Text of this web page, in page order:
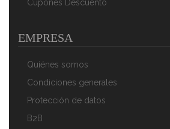
Cm, Inducción, Antiadherente
Cupones Descuento
EMPRESA
Quiénes somos
Condiciones generales
Protección de datos
B2B